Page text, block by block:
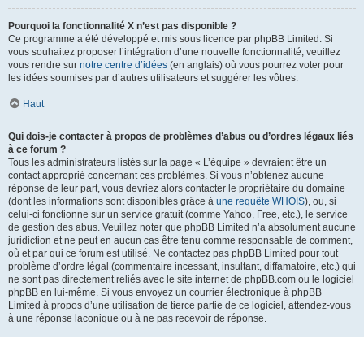
Pourquoi la fonctionnalité X n’est pas disponible ?
Ce programme a été développé et mis sous licence par phpBB Limited. Si
vous souhaitez proposer l’intégration d’une nouvelle fonctionnalité, veuillez
vous rendre sur notre centre d’idées (en anglais) où vous pourrez voter pour
les idées soumises par d’autres utilisateurs et suggérer les vôtres.
Haut
Qui dois-je contacter à propos de problèmes d’abus ou d’ordres légaux liés
à ce forum ?
Tous les administrateurs listés sur la page « L’équipe » devraient être un
contact approprié concernant ces problèmes. Si vous n’obtenez aucune
réponse de leur part, vous devriez alors contacter le propriétaire du domaine
(dont les informations sont disponibles grâce à une requête WHOIS), ou, si
celui-ci fonctionne sur un service gratuit (comme Yahoo, Free, etc.), le service
de gestion des abus. Veuillez noter que phpBB Limited n’a absolument aucune
juridiction et ne peut en aucun cas être tenu comme responsable de comment,
où et par qui ce forum est utilisé. Ne contactez pas phpBB Limited pour tout
problème d’ordre légal (commentaire incessant, insultant, diffamatoire, etc.) qui
ne sont pas directement reliés avec le site internet de phpBB.com ou le logiciel
phpBB en lui-même. Si vous envoyez un courrier électronique à phpBB
Limited à propos d’une utilisation de tierce partie de ce logiciel, attendez-vous
à une réponse laconique ou à ne pas recevoir de réponse.